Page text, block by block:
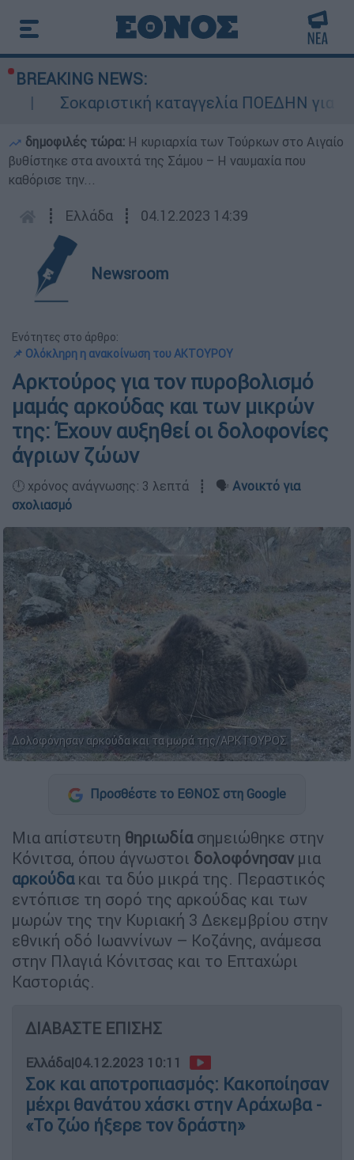
BREAKING NEWS:
Σοκαριστική καταγγελία ΠΟΕΔΗΝ για
δημοφιλές τώρα: Η κυριαρχία των Τούρκων στο Αιγαίο
βυθίστηκε στα ανοιχτά της Σάμου – Η ναυμαχία που
καθόρισε την...
┋ Ελλάδα ┋ 04.12.2023 14:39
Newsroom
Ενότητες στο άρθρο:
📌 Ολόκληρη η ανακοίνωση του ΑΚΤΟΥΡΟΥ
Αρκτούρος για τον πυροβολισμό
μαμάς αρκούδας και των μικρών
της: Έχουν αυξηθεί οι δολοφονίες
άγριων ζώων
🕛 χρόνος ανάγνωσης: 3 λεπτά ┋ 🗣️ Ανοικτό για
σχολιασμό
Δολοφόνησαν αρκούδα και τα μωρά της/ΑΡΚΤΟΥΡΟΣ
Προσθέστε το ΕΘΝΟΣ στη Google
Μια απίστευτη θηριωδίασημειώθηκε στην
Κόνιτσα, όπου άγνωστοι δολοφόνησαν μια
αρκούδα και τα δύο μικρά της. Περαστικός
εντόπισε τη σορό της αρκούδας και των
μωρών της την Κυριακή 3 Δεκεμβρίου στην
εθνική οδό Ιωαννίνων – Κοζάνης, ανάμεσα
στην Πλαγιά Κόνιτσας και το Επταχώρι
Καστοριάς.
ΔΙΑΒΑΣΤΕ ΕΠΙΣΗΣ
Ελλάδα|04.12.2023 10:11
Σοκ και αποτροπιασμός: Κακοποίησαν
μέχρι θανάτου χάσκι στην Αράχωβα -
«Το ζώο ήξερε τον δράστη»